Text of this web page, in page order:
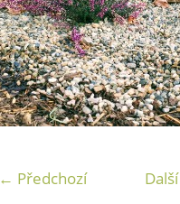
← Předchozí